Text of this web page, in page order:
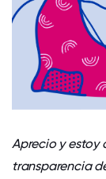
Aprecio y estoy
transparencia